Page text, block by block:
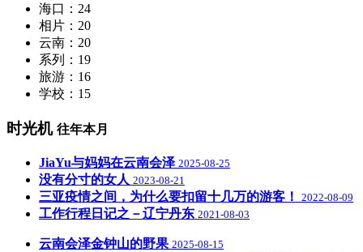
海口：24
相片：20
云南：20
系列：19
旅游：16
学校：15
时光机 往年本月
JiaYu与妈妈在云南会泽 2025-08-25
没有分寸的女人 2023-08-21
三亚疫情之间，为什么要扣留十几万的游客！ 2022-08-09
工作行程日记之－辽宁丹东 2021-08-03
云南会泽金钟山的野果 2025-08-15